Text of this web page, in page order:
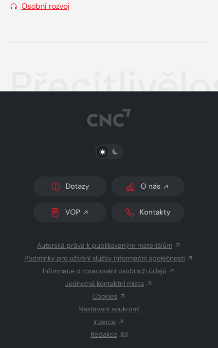
Osobní rozvoj
PŘEPNOUT SVĚTLÝ/TMAVÝ REŽIM
Dotazy O nás
VOP Kontakty
Autorská práva k publikovaným materiálům
Podmínky pro užívání služby informační společnosti
Informace o zpracování osobních údajů
Jednotná kontaktní místa
Cookies
Nastavení soukromí
Inzerce
Redakce